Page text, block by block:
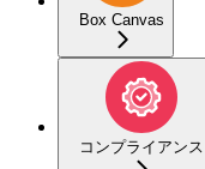
Box Canvas
コンプライアンス